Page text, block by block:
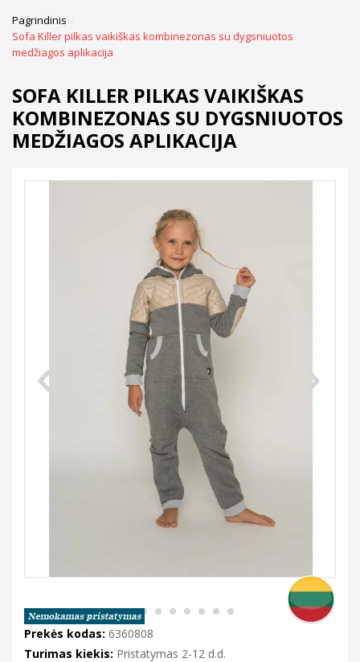
Pagrindinis
Sofa Killer pilkas vaikiškas kombinezonas su dygsniuotos
medžiagos aplikacija
SOFA KILLER PILKAS VAIKIŠKAS
KOMBINEZONAS SU DYGSNIUOTOS
MEDŽIAGOS APLIKACIJA
Prekės kodas: 6360808
Turimas kiekis: Pristatymas 2-12 d.d.